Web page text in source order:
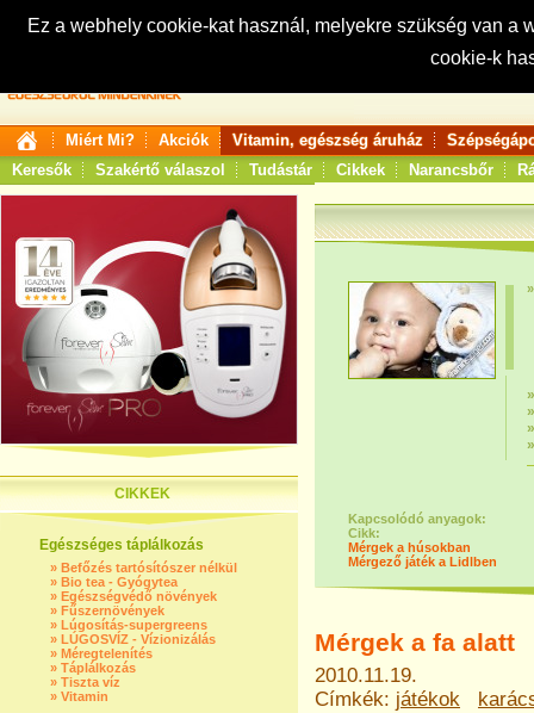
Ez a webhely cookie-kat használ, melyekre szükség van
cookie-k
Keresés:
Miért Mi? Akciók Vitamin, egészség áruház
Keresők
Szakértő válaszol Tudástár Cikkek Narancsbőr
CIKKEK
Egészséges táplálkozás
» Befőzés tartósítószer nélkül
» Bio tea - Gyógytea
» Egészségvédő növények
» Fűszernövények
» Lúgosítás-supergreens
» LÚGOSVÍZ - Vízionizálás
» Méregtelenítés
» Táplálkozás
» Tiszta víz
» Vitamin
Kapcsolódó anyagok:
Cikk:
Mérgek a húsokban
Mérgező játék a Lidlben
Mérgek a fa alatt
2010.11.19.
Címkék: játékok